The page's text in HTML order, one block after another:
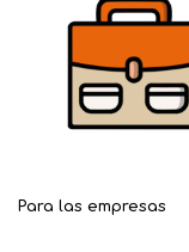
Para las empresas